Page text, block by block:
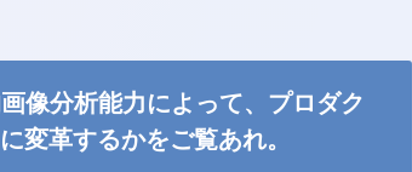
像分析能力によって、プロダク
変革するかをご覧あれ。